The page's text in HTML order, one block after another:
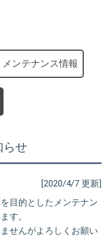
メンテナンス情報
らせ
[2020/4/7 更新]
目的としたメンテナン
す。
せんがよろしくお願い